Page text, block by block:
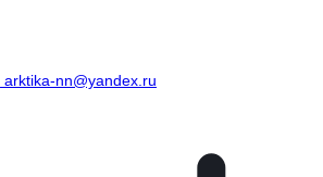
arktika-nn@yandex.ru